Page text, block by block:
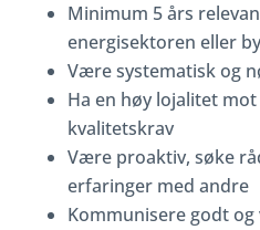
Minimum 5 års
energisektoren eller
Være systematisk og
Ha en høy lojalitet
kvalitetskrav
Være proaktiv, søke
erfaringer med andre
Kommunisere godt